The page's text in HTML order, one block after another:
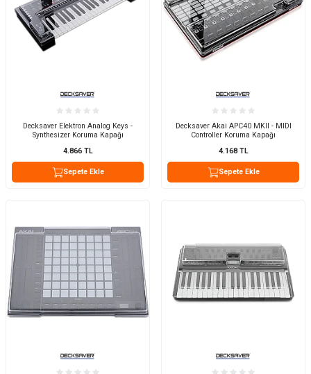
Decksaver Elektron Analog Keys -
Synthesizer Koruma Kapağı
4.866TL
Sepete Ekle
Decksaver Akai APC40 MKII - MIDI
Controller Koruma Kapağı
4.168TL
Sepete Ekle